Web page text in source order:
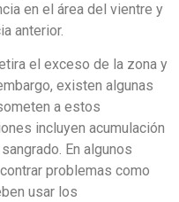
en el área del vientre y
anterior.
el exceso de la zona y
existen algunas
a estos
incluyen acumulación
En algunos
problemas como
usar los